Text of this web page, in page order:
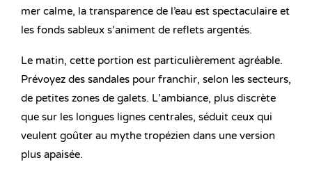
mer calme, la transparence de l’eau est spectaculaire et
les fonds sableux s’animent de reflets argentés.
Le matin, cette portion est particulièrement agréable.
Prévoyez des sandales pour franchir, selon les secteurs,
de petites zones de galets. L’ambiance, plus discrète
que sur les longues lignes centrales, séduit ceux qui
veulent goûter au mythe tropézien dans une version
plus apaisée.